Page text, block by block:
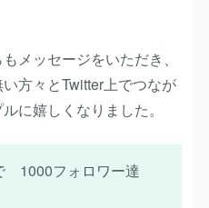
メッセージをいただき、
方々とTwitter上でつなが
に嬉しくなりました。
1000フォロワー達